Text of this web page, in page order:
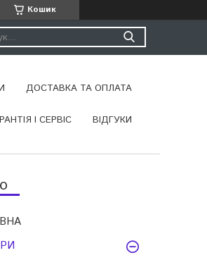
Кошик
ДОСТАВКА ТА ОПЛАТА
І СЕРВІС ВІДГУКИ